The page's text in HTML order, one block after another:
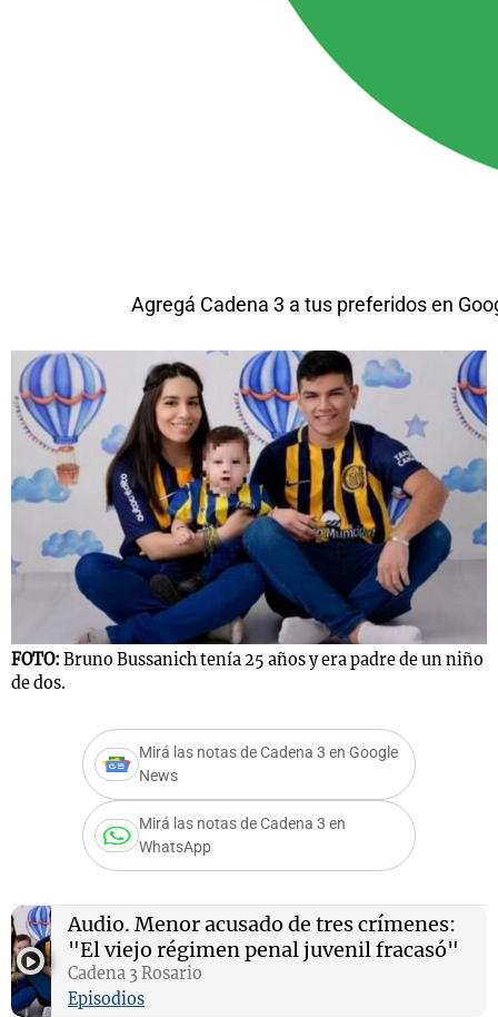
Agregá Cadena 3 a tus preferidos en
FOTO: Bruno Bussanich tenía 25 años y era padre de un niño
de dos.
Mirá las notas de Cadena 3 en Google
News
Mirá las notas de Cadena 3 en
WhatsApp
Audio. Menor acusado de tres crímenes:
"El viejo régimen penal juvenil fracasó"
Cadena 3 Rosario
Episodios